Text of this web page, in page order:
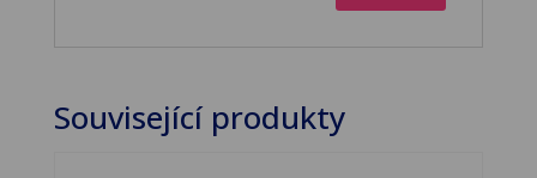
Související produkty